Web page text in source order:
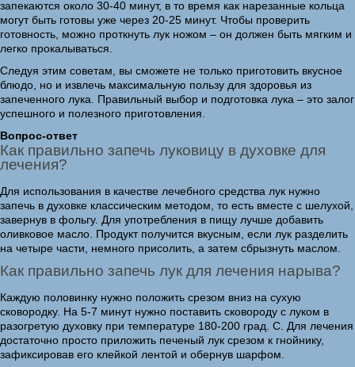
запекаются около 30-40 минут, в то время как нарезанные кольца
могут быть готовы уже через 20-25 минут. Чтобы проверить
готовность, можно проткнуть лук ножом – он должен быть мягким и
легко прокалываться.
Следуя этим советам, вы сможете не только приготовить вкусное
блюдо, но и извлечь максимальную пользу для здоровья из
запеченного лука. Правильный выбор и подготовка лука – это залог
успешного и полезного приготовления.
Вопрос-ответ
Как правильно запечь луковицу в духовке для
лечения?
Для использования в качестве лечебного средства лук нужно
запечь в духовке классическим методом, то есть вместе с шелухой,
завернув в фольгу. Для употребления в пищу лучше добавить
оливковое масло. Продукт получится вкусным, если лук разделить
на четыре части, немного присолить, а затем сбрызнуть маслом.
Как правильно запечь лук для лечения нарыва?
Каждую половинку нужно положить срезом вниз на сухую
сковородку. На 5-7 минут нужно поставить сковороду с луком в
разогретую духовку при температуре 180-200 град. С. Для лечения
достаточно просто приложить печеный лук срезом к гнойнику,
зафиксировав его клейкой лентой и обернув шарфом.